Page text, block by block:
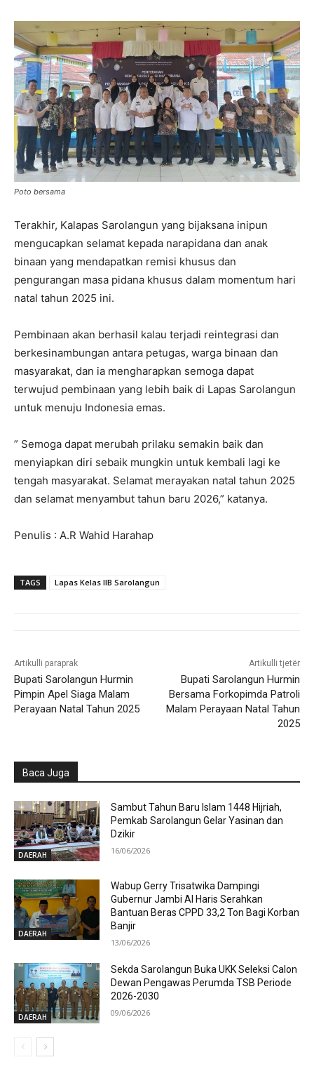
Poto bersama
Terakhir, Kalapas Sarolangun yang bijaksana inipun
mengucapkan selamat kepada narapidana dan anak
binaan yang mendapatkan remisi khusus dan
pengurangan masa pidana khusus dalam momentum hari
natal tahun 2025 ini.
Pembinaan akan berhasil kalau terjadi reintegrasi dan
berkesinambungan antara petugas, warga binaan dan
masyarakat, dan ia mengharapkan semoga dapat
terwujud pembinaan yang lebih baik di Lapas Sarolangun
untuk menuju Indonesia emas.
” Semoga dapat merubah prilaku semakin baik dan
menyiapkan diri sebaik mungkin untuk kembali lagi ke
tengah masyarakat. Selamat merayakan natal tahun 2025
dan selamat menyambut tahun baru 2026,” katanya.
Penulis : A.R Wahid Harahap
TAGS Lapas Kelas IIB Sarolangun
Artikulli paraprak
Bupati Sarolangun Hurmin
Pimpin Apel Siaga Malam
Perayaan Natal Tahun 2025
Artikulli tjetër
Bupati Sarolangun Hurmin
Bersama Forkopimda Patroli
Malam Perayaan Natal Tahun
2025
Baca Juga
DAERAH
Sambut Tahun Baru Islam 1448 Hijriah,
Pemkab Sarolangun Gelar Yasinan dan
Dzikir
16/06/2026
DAERAH
Wabup Gerry Trisatwika Dampingi
Gubernur Jambi Al Haris Serahkan
Bantuan Beras CPPD 33,2 Ton Bagi Korban
Banjir
13/06/2026
DAERAH
Sekda Sarolangun Buka UKK Seleksi Calon
Dewan Pengawas Perumda TSB Periode
2026-2030
09/06/2026